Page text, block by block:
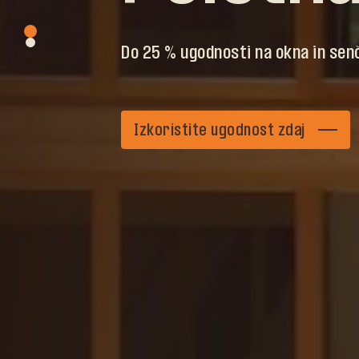
Do 25 % ugodnosti na okna in
Izkoristite ugodnost zdaj
pogum in prvovrstne materiale
vaš dom oplemenitijo z vrhunsko